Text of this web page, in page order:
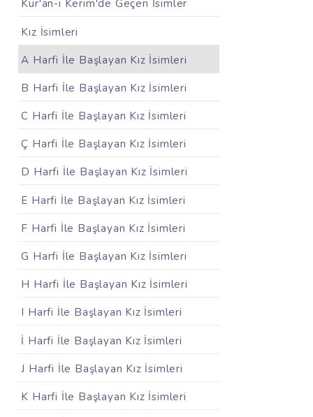
Kur'an-ı Kerim'de Geçen İsimler
Kız İsimleri
A Harfi İle Başlayan Kız İsimleri
B Harfi İle Başlayan Kız İsimleri
C Harfi İle Başlayan Kız İsimleri
Ç Harfi İle Başlayan Kız İsimleri
D Harfi İle Başlayan Kız İsimleri
E Harfi İle Başlayan Kız İsimleri
F Harfi İle Başlayan Kız İsimleri
G Harfi İle Başlayan Kız İsimleri
H Harfi İle Başlayan Kız İsimleri
I Harfi İle Başlayan Kız İsimleri
İ Harfi İle Başlayan Kız İsimleri
J Harfi İle Başlayan Kız İsimleri
K Harfi İle Başlayan Kız İsimleri